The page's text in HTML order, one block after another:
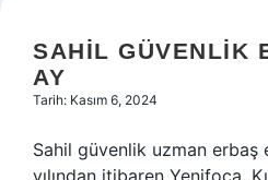
SAHIL GÜVENLIK
AY
Tarih: Kasım 6, 2024
Sahil güvenlik uzman erbaş
yılından itibaren Yenifoça,